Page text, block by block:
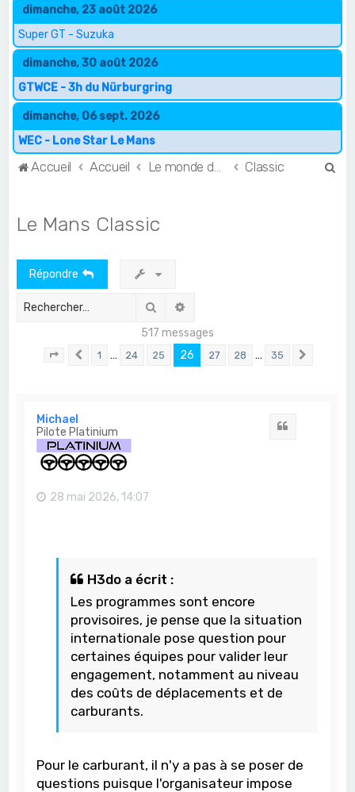
dimanche, 23 août 2026
Super GT - Suzuka
dimanche, 30 août 2026
GTWCE - 3h du Nürburgring
dimanche, 06 sept. 2026
WEC - Lone Star Le Mans
Accueil Accueil Classic
Le Mans Classic
Répondre
Rechercher
517 messages
Page 26 sur 35
Précédent
1 … 24 25 26 27 28 … 35
Michael
Pilote Platinium
28 mai 2026, 14:07
H3do a écrit :
Les programmes sont encore
provisoires, je pense que la situation
internationale pose question pour
certaines équipes pour valider leur
engagement, notamment au niveau
des coûts de déplacements et de
carburants.
Pour le carburant, il n'y a pas à se poser de
questions puisque l'organisateur impose